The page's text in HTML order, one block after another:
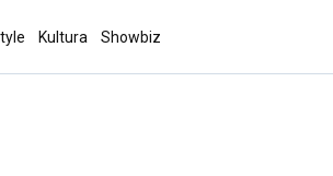
Kultura Showbiz